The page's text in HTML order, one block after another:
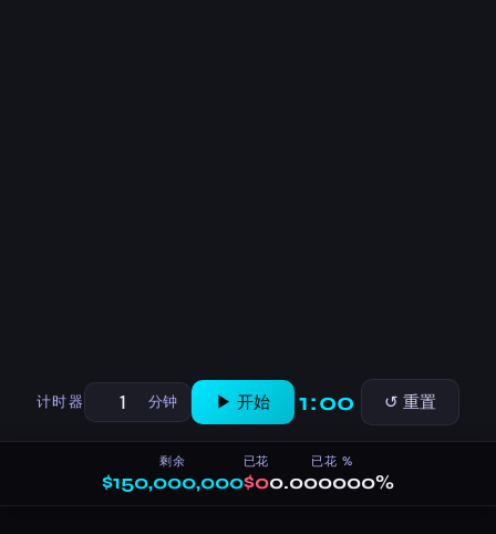
计时器 分钟 ▶ 开始 1:00 ↺ 重置
剩余
$150,000,000
已花
$0
已花 %
0.000000%